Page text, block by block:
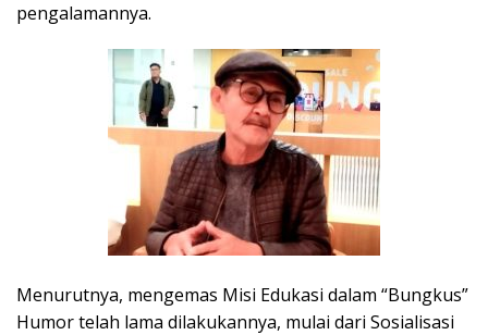
pengalamannya.
Menurutnya, mengemas Misi Edukasi dalam “Bungkus”
Humor telah lama dilakukannya, mulai dari Sosialisasi